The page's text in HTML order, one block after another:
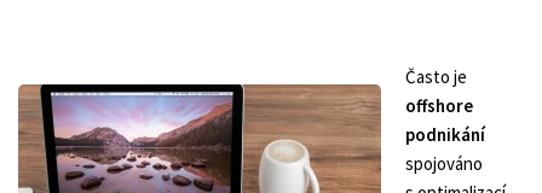
Často je
offshore
podnikání
spojováno